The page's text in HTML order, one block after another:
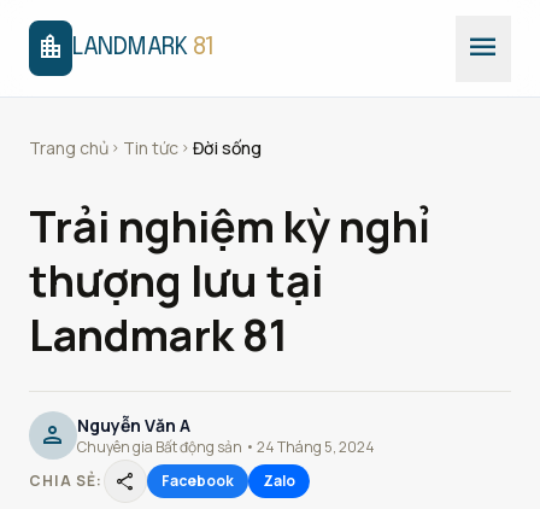
location_city LANDMARK 81 menu
Trang chủ chevron_right Tin tức chevron_right Đời sống
Trải nghiệm kỳ nghỉ
thượng lưu tại
Landmark 81
person Nguyễn Văn A
Chuyên gia Bất động sản • 24 Tháng 5, 2024
CHIA SẺ:
share Facebook Zalo